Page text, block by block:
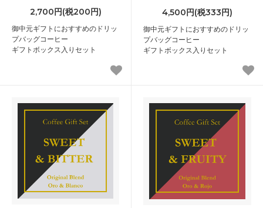
2,700円(税200円)
御中元ギフトにおすすめのドリッ
プバッグコーヒー
ギフトボックス入りセット
4,500円(税333円)
御中元ギフトにおすすめのドリッ
プバッグコーヒー
ギフトボックス入りセット